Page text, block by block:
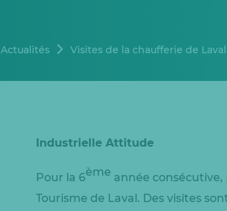
Actualités Visites de la chaufferie de
Industrielle Attitude
Pour la 6ème année consécutive,
Tourisme de Laval. Des visites